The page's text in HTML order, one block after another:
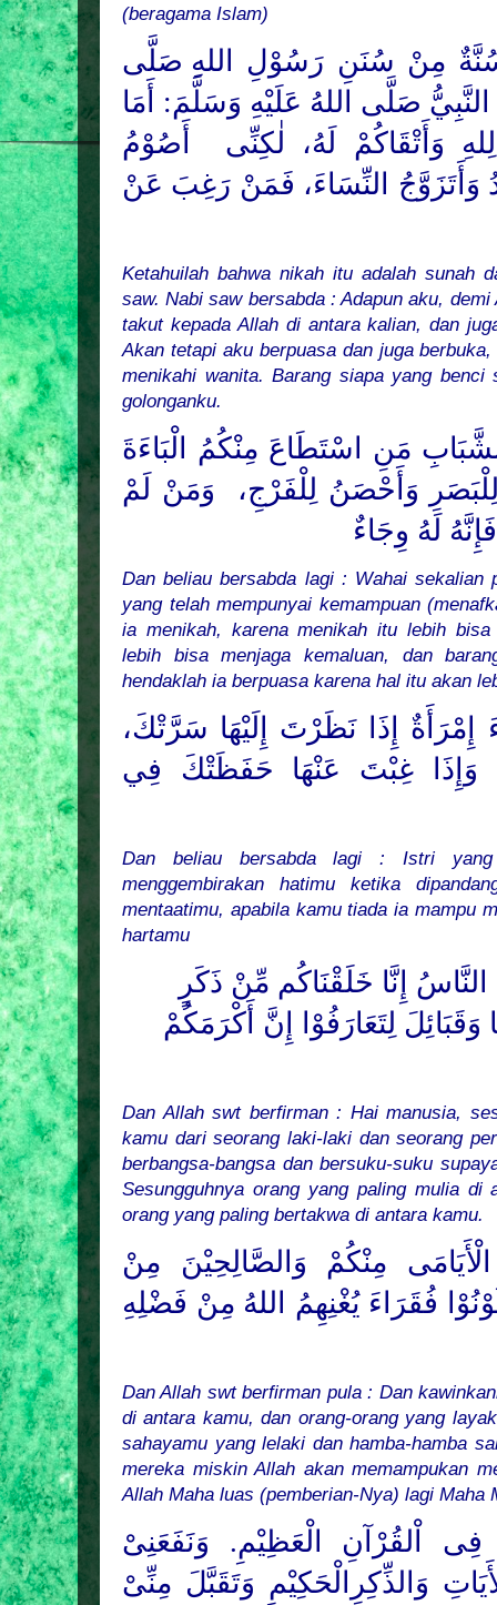
(beragama Islam)
سُنَّةٌ مِنْ سُنَنِ رَسُوْلِ
اللهِ صَلَّى
صَلَّى اللهُ عَلَيْهِ وَسَلَّمَ: أَمَا
وَأَتْقَاكُمْ لَهُ، لٰكِنِّى
أَصُوْمُ
وَأَتَزَوَّجُ النِّسَاءَ، فَمَنْ رَغِبَ عَنْ
Ketahuilah bahwa nikah itu adalah sunah
saw. Nabi saw bersabda : Adapun aku,
takut kepada Allah di antara kalian, dan
Akan tetapi aku berpuasa dan juga
menikahi wanita. Barang siapa yang benci
golonganku.
مَنِ اسْتَطَاعَ مِنْكُمُ الْبَاءَةَ
وَأَحْصَنُ لِلْفَرْجِ،
وَمَنْ لَمْ
لَهُ وِجَاءٌ
Dan beliau bersabda lagi : Wahai sekalian
yang telah mempunyai kemampuan
ia menikah, karena menikah itu lebih bisa
lebih bisa menjaga kemaluan, dan
hendaklah ia berpuasa karena hal itu akan
إِمْرَأَةٌ إِذَا نَظَرْتَ إِلَيْهَا سَرَّتْكَ،
وَإِذَا غِبْتَ عَنْهَا حَفَظَتْكَ فِي
Dan beliau bersabda lagi : Istri
menggembirakan hatimu ketika
mentaatimu, apabila kamu tiada ia mampu
hartamu
النَّاسُ إِنَّا خَلَقْنَاكُم مِّنْ ذَكَرٍ
لِتَعَارَفُوْا إِنَّ أَكْرَمَكُمْ
Dan Allah swt berfirman : Hai manusia,
kamu dari seorang laki-laki dan seorang
berbangsa-bangsa dan bersuku-suku
Sesungguhnya orang yang paling mulia
orang yang paling bertakwa di antara kamu.
الْأَيَامَى مِنْكُمْ وَالصَّالِحِيْنَ مِنْ
فُقَرَاءَ يُغْنِهِمُ اللهُ مِنْ فَضْلِهِ
Dan Allah swt berfirman pula : Dan
di antara kamu, dan orang-orang yang
sahayamu yang lelaki dan hamba-hamba
mereka miskin Allah akan memampukan
Allah Maha luas (pemberian-Nya) lagi Maha
اْلقُرْآنِ الْعَظِيْمِ. وَنَفَعَنِىْ
وَالذِّكِرِالْحَكِيْمِ وَتَقَبَّلَ مِنِّىْ